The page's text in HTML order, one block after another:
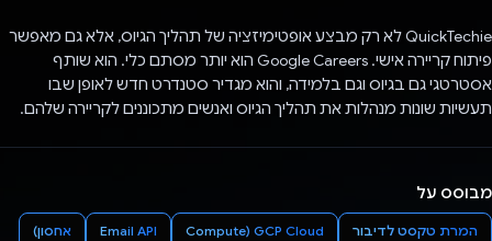
QuickTechie לא רק מבצע אופטימיזציה של תהליך הגיוס, אלא גם מאפשר
פיתוח קריירה אישי. Google Careers הוא יותר מסתם כלי. הוא שותף
אסטרטגי גם בגיוס וגם בלמידה, והוא מגדיר סטנדרט חדש לאופן שבו
תעשיות שונות מנהלות את תהליך הגיוס ואנשים מתכוננים לקריירה שלהם.
מבוסס על
המרת טקסט לדיבור GCP Cloud‏ (Compute
Email API אחסון)